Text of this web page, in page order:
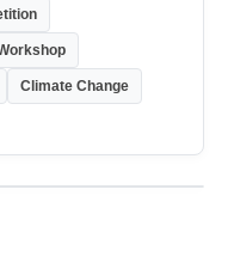
Climate Change